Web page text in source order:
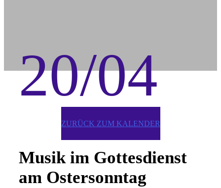
20/04
ZURÜCK ZUM KALENDER
Musik im Gottesdienst
am Ostersonntag